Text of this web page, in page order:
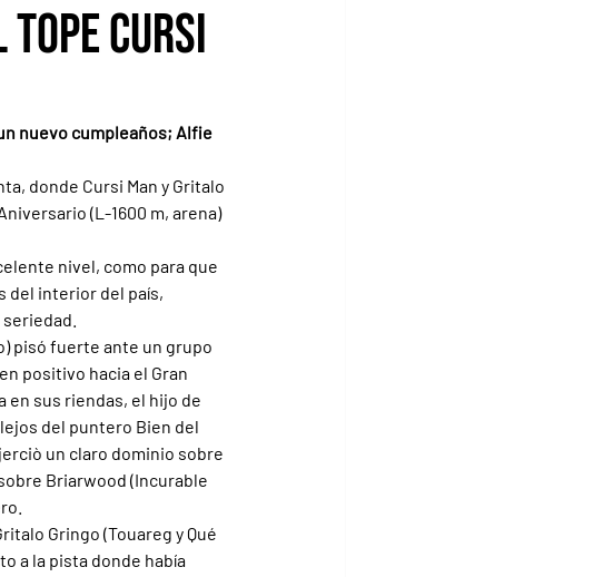
tope Cursi
nuevo cumpleaños; Alfie
donde Cursi Man y Gritalo
(L-1600 m, arena)
nivel, como para que
del interior del país,
pisó fuerte ante un grupo
positivo hacia el Gran
en sus riendas, el hijo de
del puntero Bien del
un claro dominio sobre
Briarwood (Incurable
Gringo (Touareg y Qué
a la pista donde había